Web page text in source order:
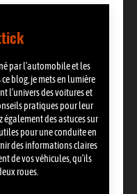
par l’automobile et les
blog, je mets en lumière
l’univers des voitures et
pratiques pour leur
des astuces sur
pour une conduite en
des informations claires
de vos véhicules, qu’ils
roues.